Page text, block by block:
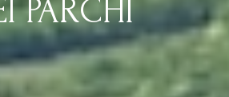
PARCHI